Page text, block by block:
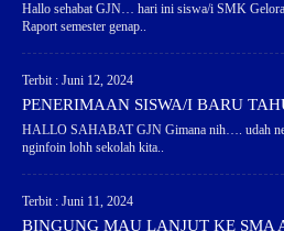
Hallo sehabat GJN… hari ini siswa/i SMK Gelora
Raport semester genap..
Terbit : Juni 12, 2024
PENERIMAAN SISWA/I BARU
HALLO SAHABAT GJN Gimana nih…. udah
nginfoin lohh sekolah kita..
Terbit : Juni 11, 2024
BINGUNG MAU LANJUT KE SMA